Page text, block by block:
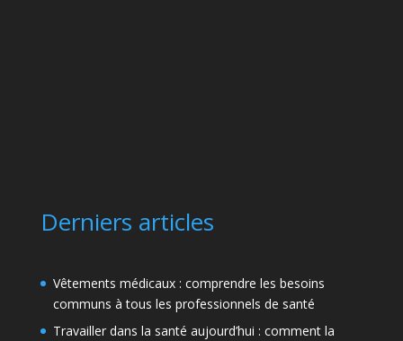
Derniers articles
Vêtements médicaux : comprendre les besoins
communs à tous les professionnels de santé
Travailler dans la santé aujourd’hui : comment la